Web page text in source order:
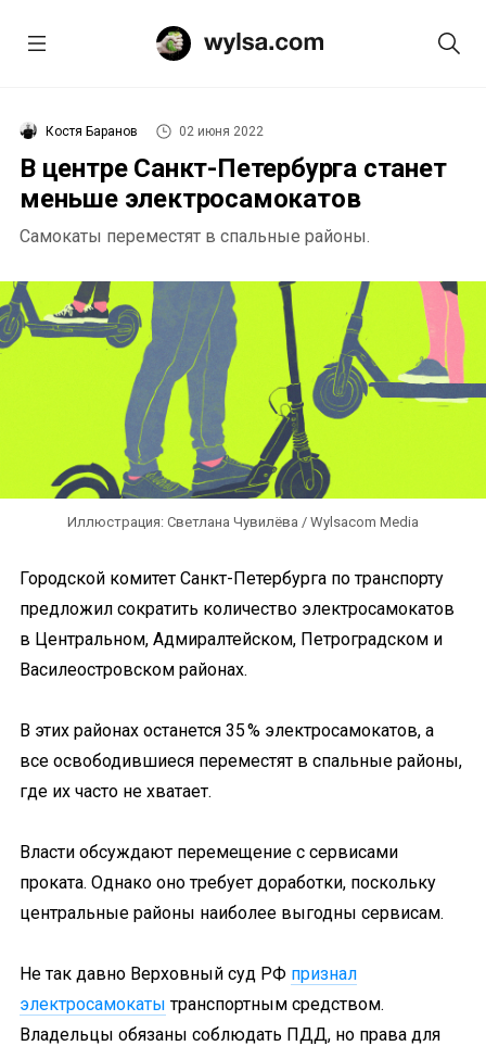
Костя Баранов 02 июня 2022
В центре Санкт-Петербурга станет
меньше электросамокатов
Самокаты переместят в спальные районы.
Иллюстрация: Светлана Чувилёва / Wylsacom Media
Городской комитет Санкт-Петербурга по транспорту
предложил сократить количество электросамокатов
в Центральном, Адмиралтейском, Петроградском и
Василеостровском районах.
В этих районах останется 35 % электросамокатов, а
все освободившиеся переместят в спальные районы,
где их часто не хватает.
Власти обсуждают перемещение с сервисами
проката. Однако оно требует доработки, поскольку
центральные районы наиболее выгодны сервисам.
Не так давно Верховный суд РФ признал
электросамокаты транспортным средством.
Владельцы обязаны соблюдать ПДД, но права для